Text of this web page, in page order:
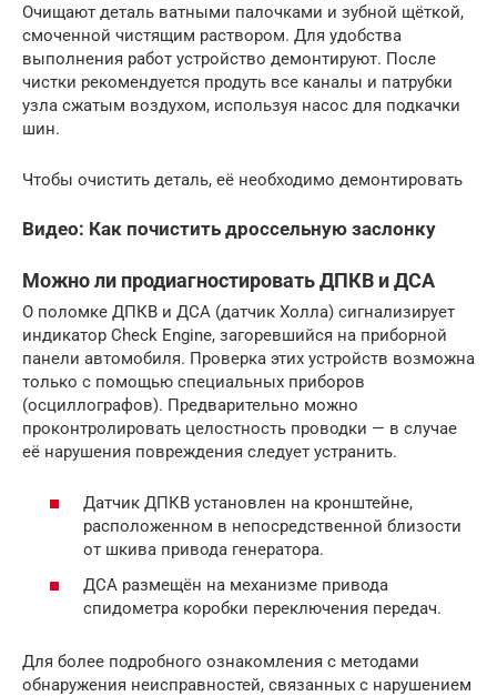
Очищают деталь ватными палочками и зубной щёткой,
смоченной чистящим раствором. Для удобства
выполнения работ устройство демонтируют. После
чистки рекомендуется продуть все каналы и патрубки
узла сжатым воздухом, используя насос для подкачки
шин.
Чтобы очистить деталь, её необходимо демонтировать
Видео: Как почистить дроссельную заслонку
Можно ли продиагностировать ДПКВ и ДСА
О поломке ДПКВ и ДСА (датчик Холла) сигнализирует
индикатор Check Engine, загоревшийся на приборной
панели автомобиля. Проверка этих устройств возможна
только с помощью специальных приборов
(осциллографов). Предварительно можно
проконтролировать целостность проводки — в случае
её нарушения повреждения следует устранить.
Датчик ДПКВ установлен на кронштейне,
расположенном в непосредственной близости
от шкива привода генератора.
ДСА размещён на механизме привода
спидометра коробки переключения передач.
Для более подробного ознакомления с методами
обнаружения неисправностей, связанных с нарушением